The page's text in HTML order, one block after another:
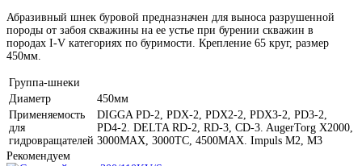
Абразивный шнек буровой предназначен для выноса разрушенной
породы от забоя скважины на ее устье при бурении скважин в
породах I-V категориях по буримости. Крепление 65 круг, размер
450мм.
Группа-шнеки
Диаметр
450мм
Применяемость
для
гидровращателей
DIGGA PD-2, PDX-2, PDX2-2, PDX3-2, PD3-2,
PD4-2. DELTA RD-2, RD-3, CD-3. AugerTorg X2000,
3000MAX, 3000TC, 4500MAX. Impuls M2, M3
Рекомендуем